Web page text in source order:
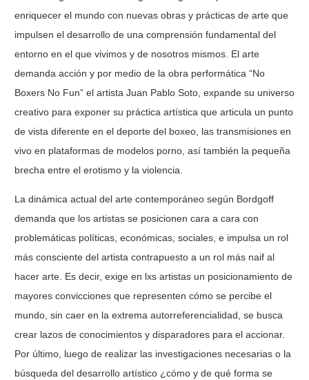
enriquecer el mundo con nuevas obras y prácticas de arte que
impulsen el desarrollo de una comprensión fundamental del
entorno en el que vivimos y de nosotros mismos. El arte
demanda acción y por medio de la obra performática “No
Boxers No Fun” el artista Juan Pablo Soto, expande su universo
creativo para exponer su práctica artística que articula un punto
de vista diferente en el deporte del boxeo, las transmisiones en
vivo en plataformas de modelos porno, así también la pequeña
brecha entre el erotismo y la violencia.
La dinámica actual del arte contemporáneo según Bordgoff
demanda que los artistas se posicionen cara a cara con
problemáticas políticas, económicas, sociales, e impulsa un rol
más consciente del artista contrapuesto a un rol más naif al
hacer arte. Es decir, exige en lxs artistas un posicionamiento de
mayores convicciones que representen cómo se percibe el
mundo, sin caer en la extrema autorreferencialidad, se busca
crear lazos de conocimientos y disparadores para el accionar.
Por último, luego de realizar las investigaciones necesarias o la
búsqueda del desarrollo artístico ¿cómo y de qué forma se